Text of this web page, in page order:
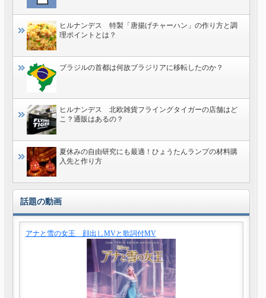
ヒルナンデス 特製「唐揚げチャーハン」の作り方と調
理ポイントとは？
ブラジルの首都は何故ブラジリアに移転したのか？
ヒルナンデス 北欧雑貨フライングタイガーの店舗はど
こ？通販はあるの？
夏休みの自由研究にも最適！ひょうたんランプの材料購
入先と作り方
話題の動画
アナと雪の女王 顔出しMVと歌詞付MV